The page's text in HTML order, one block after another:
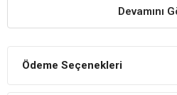
plak oluşumunu engelleyebilirsiniz.
Devamını
Ödeme Seçenekleri